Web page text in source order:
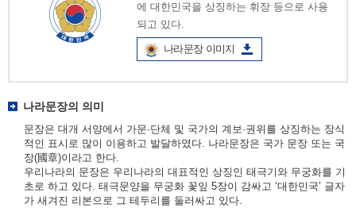
에 대한민국을 상징하는 휘장 등으로 사용
되고 있다.
나라문장 이미지
나라문장의 의미
문장은 대개 서양에서 가문·단체 및 국가의 계보·권위를 상징하는 장식
적인 표시로 많이 이용하고 발달하였다. 나라문장은 국가 문장 또는 국
장(國章)이라고 한다.
우리나라의 문장은 우리나라의 대표적인 상징인 태극기와 무궁화를 기
초로 하고 있다. 태극문양을 무궁화 꽃잎 5장이 감싸고 ‘대한민국’ 글자
가 새겨진 리본으로 그 테두리를 둘러싸고 있다.